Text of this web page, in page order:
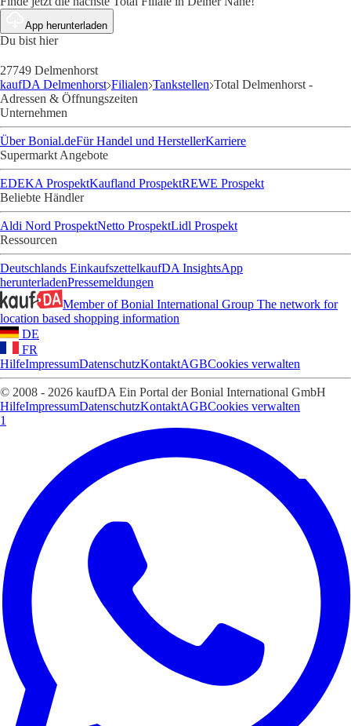
App herunterladen
Du bist hier
27749 Delmenhorst
kaufDA Delmenhorst Filialen Tankstellen Total Delmenhorst -
Adressen & Öffnungszeiten
Unternehmen
Über Bonial.deFür Handel und HerstellerKarriere
Supermarkt Angebote
EDEKA ProspektKaufland ProspektREWE Prospekt
Beliebte Händler
Aldi Nord ProspektNetto ProspektLidl Prospekt
Ressourcen
Deutschlands EinkaufszettelkaufDA InsightsApp
herunterladenPressemeldungen
Member of Bonial International Group The network for
location based shopping information
DE
FR
HilfeImpressumDatenschutzKontaktAGBCookies verwalten
© 2008 - 2026 kaufDA Ein Portal der Bonial International GmbH
HilfeImpressumDatenschutzKontaktAGBCookies verwalten
1